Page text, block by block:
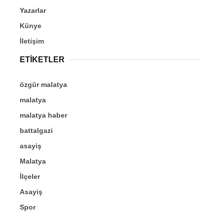
Yazarlar
Künye
İletişim
ETİKETLER
özgür malatya
malatya
malatya haber
battalgazi
asayiş
Malatya
İlçeler
Asayiş
Spor